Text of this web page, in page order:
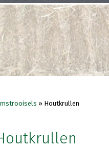
» Houtkrullen